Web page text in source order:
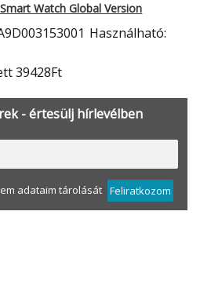
Watch Global Version
Használható:
39428Ft
- értesülj hírlevélben
adataim tárolását Feliratkozom